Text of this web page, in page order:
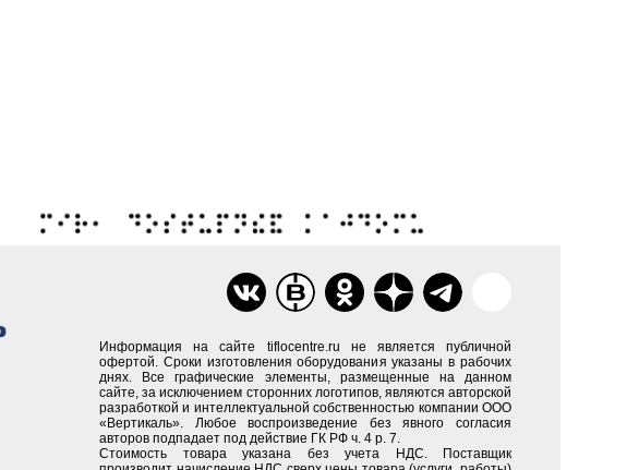
Информация на сайте tiflocentre.ru не является публичной
офертой. Сроки изготовления оборудования указаны в рабочих
днях. Все графические элементы, размещенные на данном
сайте, за исключением сторонних логотипов, являются авторской
разработкой и интеллектуальной собственностью компании ООО
«Вертикаль». Любое воспроизведение без явного согласия
авторов подпадает под действие ГК РФ ч. 4 р. 7.
Стоимость товара указана без учета НДС. Поставщик